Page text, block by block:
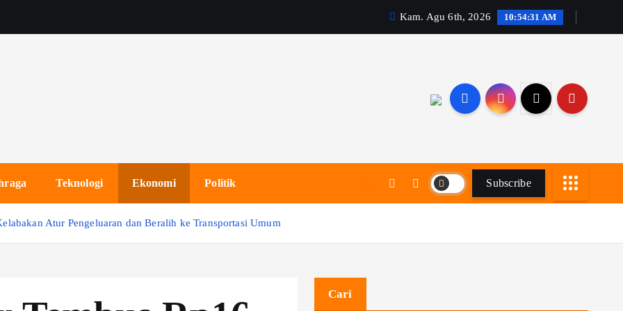
Kam. Agu 6th, 2026 10:54:32 AM
Teknologi Ekonomi Politik Subscribe
Atur Pengeluaran dan Beralih ke Transportasi Umum
Cari